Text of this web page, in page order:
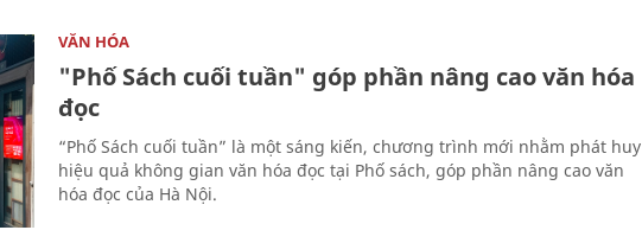
VĂN HÓA
"Phố Sách cuối tuần" góp phần nâng cao văn hóa
đọc
“Phố Sách cuối tuần” là một sáng kiến, chương trình mới nhằm phát huy
hiệu quả không gian văn hóa đọc tại Phố sách, góp phần nâng cao văn
hóa đọc của Hà Nội.